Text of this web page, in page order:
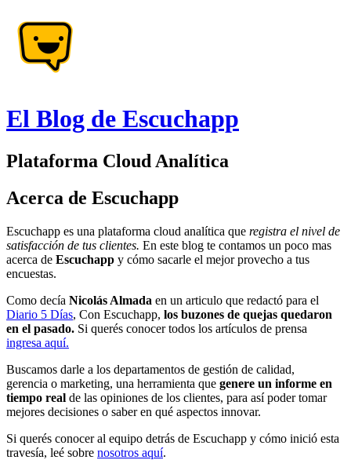
El Blog de Escuchapp
Plataforma Cloud Analítica
Acerca de Escuchapp
Escuchapp es una plataforma cloud analítica que registra el nivel de
satisfacción de tus clientes. En este blog te contamos un poco mas
acerca de Escuchapp y cómo sacarle el mejor provecho a tus
encuestas.
Como decía Nicolás Almada en un articulo que redactó para el
Diario 5 Días, Con Escuchapp, los buzones de quejas quedaron
en el pasado. Si querés conocer todos los artículos de prensa
ingresa aquí.
Buscamos darle a los departamen­tos de gestión de calidad,
gerencia o marketing, una herramienta que genere un infor­me en
tiempo real de las opiniones de los clientes, para así poder tomar
mejores decisiones o saber en qué aspectos innovar.
Si querés conocer al equipo detrás de Escuchapp y cómo inició esta
travesía, leé sobre nosotros aquí.